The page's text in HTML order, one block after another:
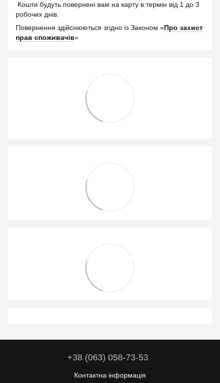
Кошти будуть повернені вам на карту в термін від 1 до 3
робочих днів.
Повернення здійснюються згідно із Законом «Про захист
прав споживачів»
+38 (063) 058-73-53
Контактна інформація